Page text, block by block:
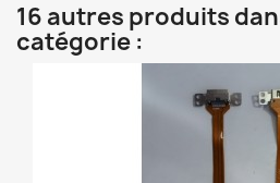
16 autres produits
catégorie :